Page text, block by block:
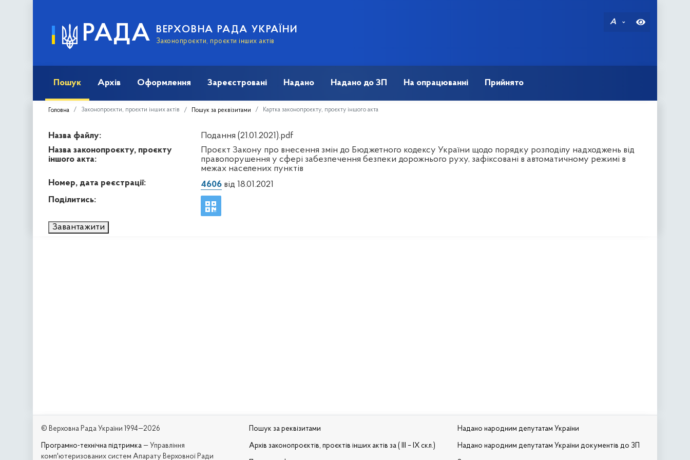
РАДА ВЕРХОВНА РАДА УКРАЇНИ
Законопроєкти, проєкти інших актів
A
Пошук Архів Оформлення Зареєстровані Надано Надано до ЗП На опрацюванні Прийнято
Головна Законопроєкти, проєкти інших актів Пошук за реквізитами Картка законопроєкту, проєкту іншого акта
Назва файлу:
Подання (21.01.2021).pdf
Назва законопроєкту, проєкту
іншого акта:
Проєкт Закону про внесення змін до Бюджетного кодексу України щодо порядку розподілу надходжень від
правопорушення у сфері забезпечення безпеки дорожнього руху, зафіксовані в автоматичному режимі в
межах населених пунктів
Номер, дата реєстрації:
4606від 18.01.2021
Поділитись:
Завантажити
© Верховна Рада України 1994—2026
Програмно-технічна підтримка — Управління
комп'ютеризованих систем Апарату Верховної Ради
Пошук за реквізитами
Архів законопроєктів, проєктів інших актів за ( III – IX скл.)
Надано народним депутатам України
Надано народним депутатам України документів до ЗП